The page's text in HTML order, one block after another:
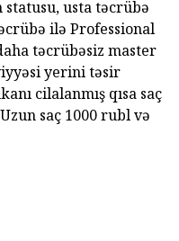
statusu, usta təcrübə
ilə Professional
təcrübəsiz master
yerini təsir
cilalanmış qısa saç
saç 1000 rubl və